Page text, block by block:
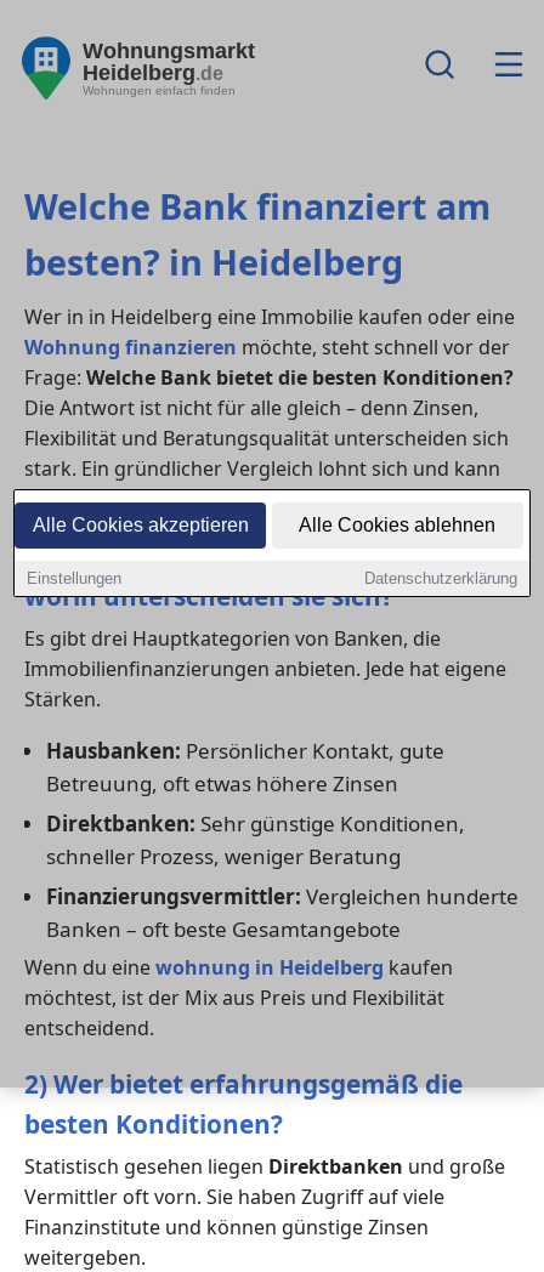
Alle Cookies akzeptieren Alle Cookies ablehnen
Einstellungen Datenschutzerklärung
Wohnungsmarkt
Heidelberg.de
Wohnungen einfach finden
Welche Bank finanziert am
besten? in Heidelberg
Wer in in Heidelberg eine Immobilie kaufen oder eine
Wohnung finanzieren möchte, steht schnell vor der
Frage: Welche Bank bietet die besten Konditionen?
Die Antwort ist nicht für alle gleich – denn Zinsen,
Flexibilität und Beratungsqualität unterscheiden sich
stark. Ein gründlicher Vergleich lohnt sich und kann
bei einemHauskaufmehrere tausend Euro sparen.
1) Welche Banktypen gibt es – und
worin unterscheiden sie sich?
Es gibt drei Hauptkategorien von Banken, die
Immobilienfinanzierungen anbieten. Jede hat eigene
Stärken.
Hausbanken: Persönlicher Kontakt, gute
Betreuung, oft etwas höhere Zinsen
Direktbanken: Sehr günstige Konditionen,
schneller Prozess, weniger Beratung
Finanzierungsvermittler: Vergleichen hunderte
Banken – oft beste Gesamtangebote
Wenn du einewohnung in Heidelberg kaufen
möchtest, ist der Mix aus Preis und Flexibilität
entscheidend.
2) Wer bietet erfahrungsgemäß die
besten Konditionen?
Statistisch gesehen liegen Direktbanken und große
Vermittler oft vorn. Sie haben Zugriff auf viele
Finanzinstitute und können günstige Zinsen
weitergeben.